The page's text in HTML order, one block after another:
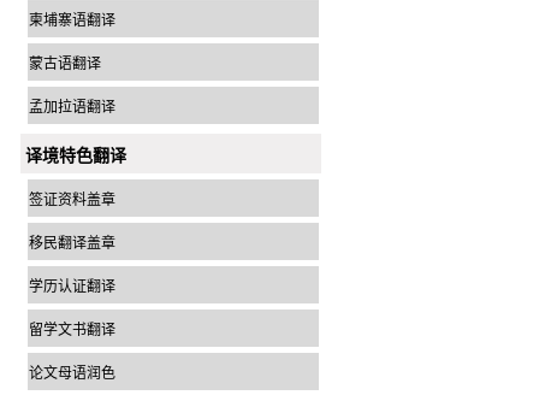
柬埔寨语翻译
蒙古语翻译
孟加拉语翻译
译境特色翻译
签证资料盖章
移民翻译盖章
学历认证翻译
留学文书翻译
论文母语润色